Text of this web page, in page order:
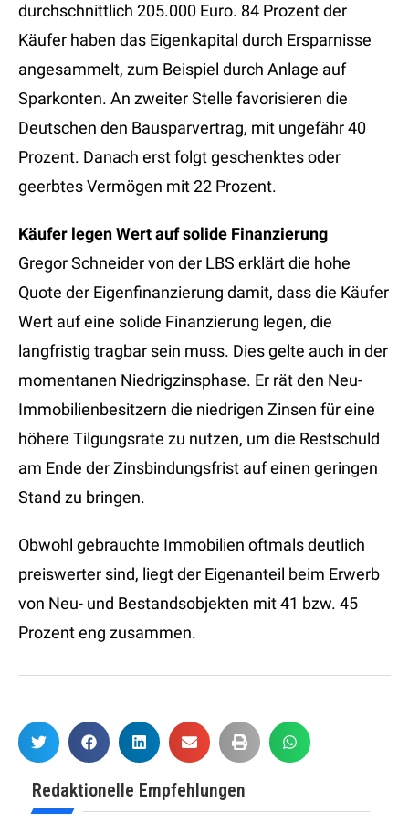
durchschnittlich 205.000 Euro. 84 Prozent der
Käufer haben das Eigenkapital durch Ersparnisse
angesammelt, zum Beispiel durch Anlage auf
Sparkonten. An zweiter Stelle favorisieren die
Deutschen den Bausparvertrag, mit ungefähr 40
Prozent. Danach erst folgt geschenktes oder
geerbtes Vermögen mit 22 Prozent.
Käufer legen Wert auf solide Finanzierung
Gregor Schneider von der LBS erklärt die hohe
Quote der Eigenfinanzierung damit, dass die Käufer
Wert auf eine solide Finanzierung legen, die
langfristig tragbar sein muss. Dies gelte auch in der
momentanen Niedrigzinsphase. Er rät den Neu-
Immobilienbesitzern die niedrigen Zinsen für eine
höhere Tilgungsrate zu nutzen, um die Restschuld
am Ende der Zinsbindungsfrist auf einen geringen
Stand zu bringen.
Obwohl gebrauchte Immobilien oftmals deutlich
preiswerter sind, liegt der Eigenanteil beim Erwerb
von Neu- und Bestandsobjekten mit 41 bzw. 45
Prozent eng zusammen.
Redaktionelle Empfehlungen